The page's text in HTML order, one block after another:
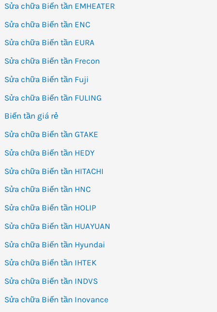
Sửa chữa Biến tần EMHEATER
Sửa chữa Biến tần ENC
Sửa chữa Biến tần EURA
Sửa chữa Biến tần Frecon
Sửa chữa Biến tần Fuji
Sửa chữa Biến tần FULING
Biến tần giá rẻ
Sửa chữa Biến tần GTAKE
Sửa chữa Biến tần HEDY
Sửa chữa Biến tần HITACHI
Sửa chữa Biến tần HNC
Sửa chữa Biến tần HOLIP
Sửa chữa Biến tần HUAYUAN
Sửa chữa Biến tần Hyundai
Sửa chữa Biến tần IHTEK
Sửa chữa Biến tần INDVS
Sửa chữa Biến tần Inovance